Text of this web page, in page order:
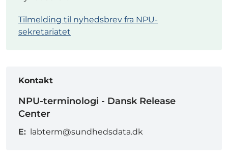
Tilmelding til nyhedsbrev fra NPU-
sekretariatet
Kontakt
NPU-terminologi - Dansk Release
Center
E: labterm@sundhedsdata.dk